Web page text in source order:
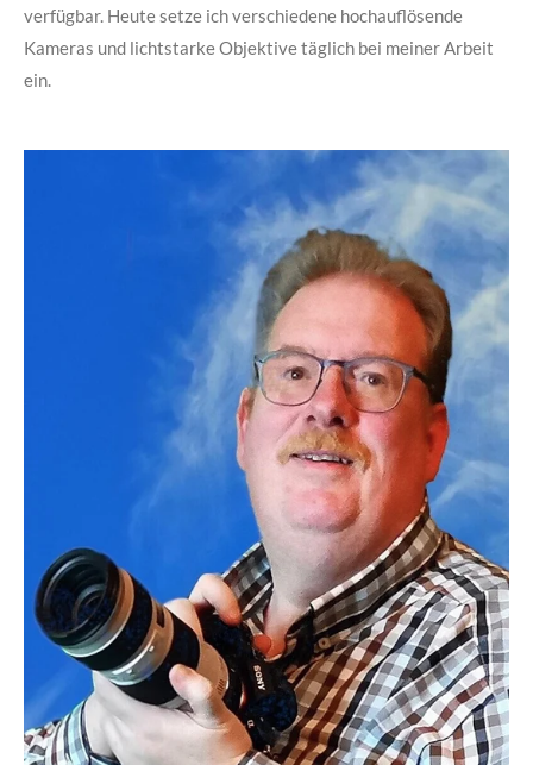
verfügbar. Heute setze ich verschiedene hochauflösende
Kameras und lichtstarke Objektive täglich bei meiner Arbeit
ein.